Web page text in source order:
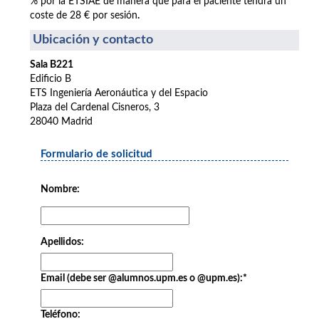
coste de 28 € por sesión.
Ubicación y contacto
Sala B221
Edificio B
ETS Ingeniería Aeronáutica y del Espacio
Plaza del Cardenal Cisneros, 3
28040 Madrid
Formulario de solicitud
Nombre:
Apellidos:
Email (debe ser @alumnos.upm.es o @upm.es):*
Teléfono: